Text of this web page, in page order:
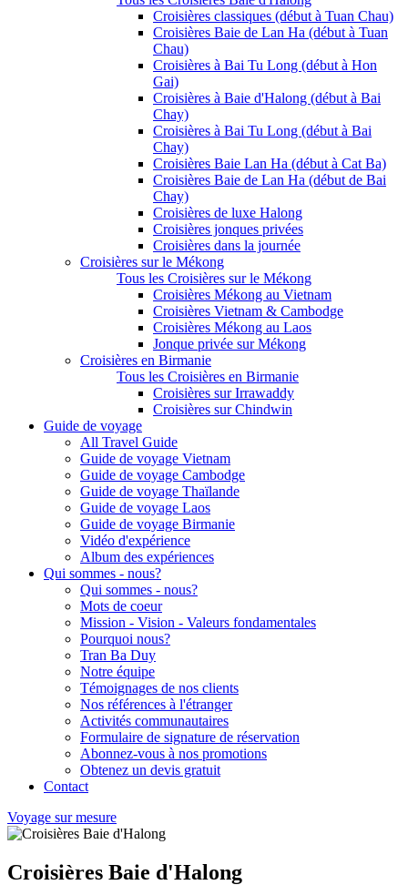
Croisières classiques (début à Tuan Chau)
Croisières Baie de Lan Ha (début à Tuan
Chau)
Croisières à Bai Tu Long (début à Hon
Gai)
Croisières à Baie d'Halong (début à Bai
Chay)
Croisières à Bai Tu Long (début à Bai
Chay)
Croisières Baie Lan Ha (début à Cat Ba)
Croisières Baie de Lan Ha (début de Bai
Chay)
Croisières de luxe Halong
Croisières jonques privées
Croisières dans la journée
Croisières sur le Mékong
Tous les Croisières sur le Mékong
Croisières Mékong au Vietnam
Croisières Vietnam & Cambodge
Croisières Mékong au Laos
Jonque privée sur Mékong
Croisières en Birmanie
Tous les Croisières en Birmanie
Croisières sur Irrawaddy
Croisières sur Chindwin
Guide de voyage
All Travel Guide
Guide de voyage Vietnam
Guide de voyage Cambodge
Guide de voyage Thaïlande
Guide de voyage Laos
Guide de voyage Birmanie
Vidéo d'expérience
Album des expériences
Qui sommes - nous?
Qui sommes - nous?
Mots de coeur
Mission - Vision - Valeurs fondamentales
Pourquoi nous?
Tran Ba Duy
Notre équipe
Témoignages de nos clients
Nos références à l'étranger
Activités communautaires
Formulaire de signature de réservation
Abonnez-vous à nos promotions
Obtenez un devis gratuit
Contact
Voyage sur mesure
Croisières Baie d'Halong